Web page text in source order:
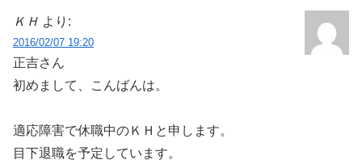
ＫＨ より:
2016/02/07 19:20
正吉さん
初めまして、こんばんは。
適応障害で休職中のＫＨと申します。
目下退職を予定しています。